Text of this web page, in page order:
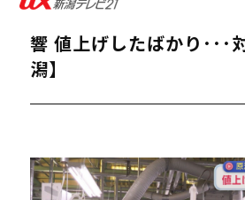
原油価格の高騰がクリー
響 値上げしたばかり･･･
潟】